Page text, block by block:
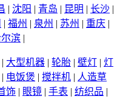
| 沈阳 | 青岛 | 昆明 | 长沙 |
| 福州 | 泉州 | 苏州 | 重庆 |
滨 |
| 大型机器 | 轮胎 | 壁灯 | 灯
| 电饭煲 | 搅拌机 | 人造草
饰 | 眼镜 | 手表 | 纺织品 |